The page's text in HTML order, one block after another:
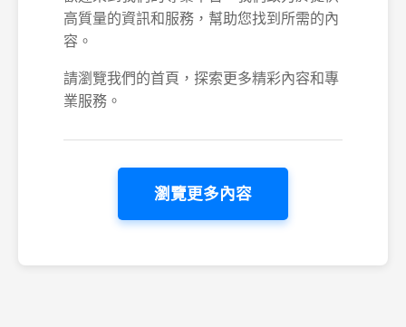
高質量的資訊和服務，幫助您找到所需的內
容。
請瀏覽我們的首頁，探索更多精彩內容和專
業服務。
瀏覽更多內容